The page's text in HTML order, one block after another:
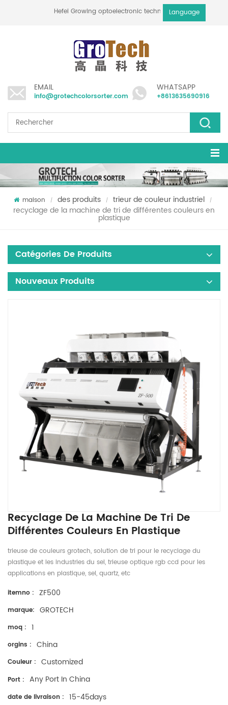
Hefei Growing optoelectronic technology co., ltd
Language
EMAIL
info@grotechcolorsorter.com
WHATSAPP
+8613635690916
maison / des produits / trieur de couleur industriel /
recyclage de la machine de tri de différentes couleurs en
plastique
Catégories De Produits
Nouveaux Produits
Recyclage De La Machine De Tri De
Différentes Couleurs En Plastique
trieuse de couleurs grotech, solution de tri pour le recyclage du
plastique et les industries du sel, trieuse optique rgb ccd pour les
applications en plastique, sel, quartz, etc
itemno : ZF500
marque: GROTECH
moq : 1
orgins : China
Couleur : Customized
Port : Any Port In China
date de livraison : 15-45days